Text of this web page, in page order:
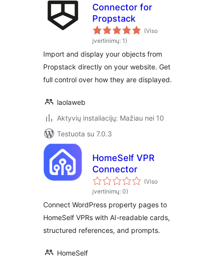
Connector for
Propstack
(Viso
įvertinimų: 1)
Import and display your objects from
Propstack directly on your website. Get
full control over how they are displayed.
laolaweb
Aktyvių instaliacijų: Mažiau nei 10
Testuota su 7.0.3
HomeSelf VPR
Connector
(Viso
įvertinimų: 0)
Connect WordPress property pages to
HomeSelf VPRs with AI-readable cards,
structured references, and prompts.
HomeSelf